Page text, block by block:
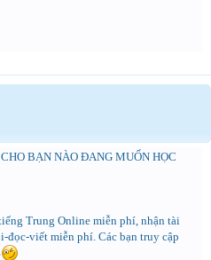
BẠN NÀO ĐANG MUỐN HỌC
Trung Online miễn phí, nhận tài
đọc-viết miễn phí. Các bạn truy cập